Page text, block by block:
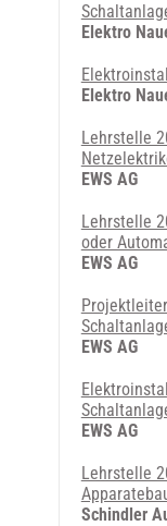
Elektro
Elektro
Lehrstelle
EWS AG
Lehrstelle
oder
EWS AG
EWS AG
EWS AG
Lehrstelle
Schindler